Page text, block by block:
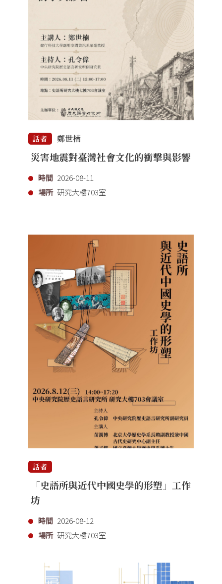
話者 鄭世楠
災害地震對臺灣社會文化的衝擊與影響
時間 2026-08-11
場所 研究大樓703室
話者
「史語所與近代中國史學的形塑」工作
坊
時間 2026-08-12
場所 研究大樓703室